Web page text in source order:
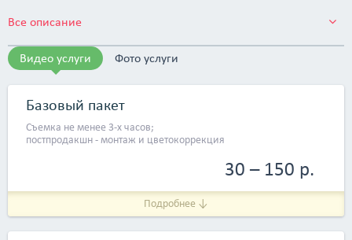
Видео услуги Фото услуги
Базовый пакет
Съемка не менее 3-х часов;
постпродакшн - монтаж и цветокоррекция
30 – 150 р.
Подробнее ↓
Все описание